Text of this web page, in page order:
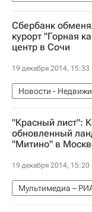
Госдума РФ
Россия
Сбербанк
курорт "Горная
центр в Сочи
19 декабря 2014, 15:33
Новости -
Коммерческая
Сбербанк России
"Красный лист":
обновленный
"Митино" в
19 декабря 2014, 15:20
Мультимедиа –
Мультимедиа